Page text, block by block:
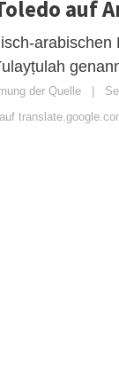
auf
arabischen
der Quelle |